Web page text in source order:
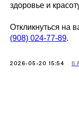
здоровье и
Откликнуться на
(908) 024-77-89.
2026-05-20 15:54